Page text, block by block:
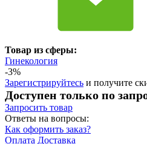
Товар из сферы:
Гинекология
-3%
Зарегистрируйтесь и получите
Доступен только по
Запросить товар
Ответы на вопросы:
Как оформить заказ?
Оплата Доставка